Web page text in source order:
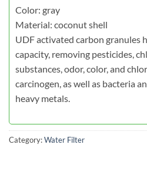
Color: gray
Material: coconut shell
UDF activated carbon granules
capacity, removing pesticides,
substances, odor, color, and
carcinogen, as well as bacteria
heavy metals.
Category:Water Filter